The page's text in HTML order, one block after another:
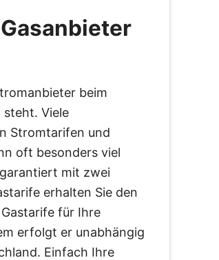
beim
Viele
Stromtarifen und
oft besonders viel
mit zwei
erhalten Sie den
für Ihre
erfolgt er unabhängig
Einfach Ihre